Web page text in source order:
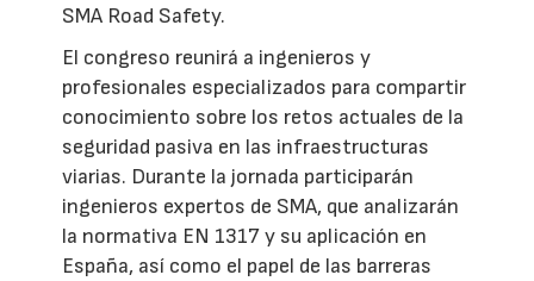
SMA Road Safety.
El congreso reunirá a ingenieros y
profesionales especializados para compartir
conocimiento sobre los retos actuales de la
seguridad pasiva en las infraestructuras
viarias. Durante la jornada participarán
ingenieros expertos de SMA, que analizarán
la normativa EN 1317 y su aplicación en
España, así como el papel de las barreras